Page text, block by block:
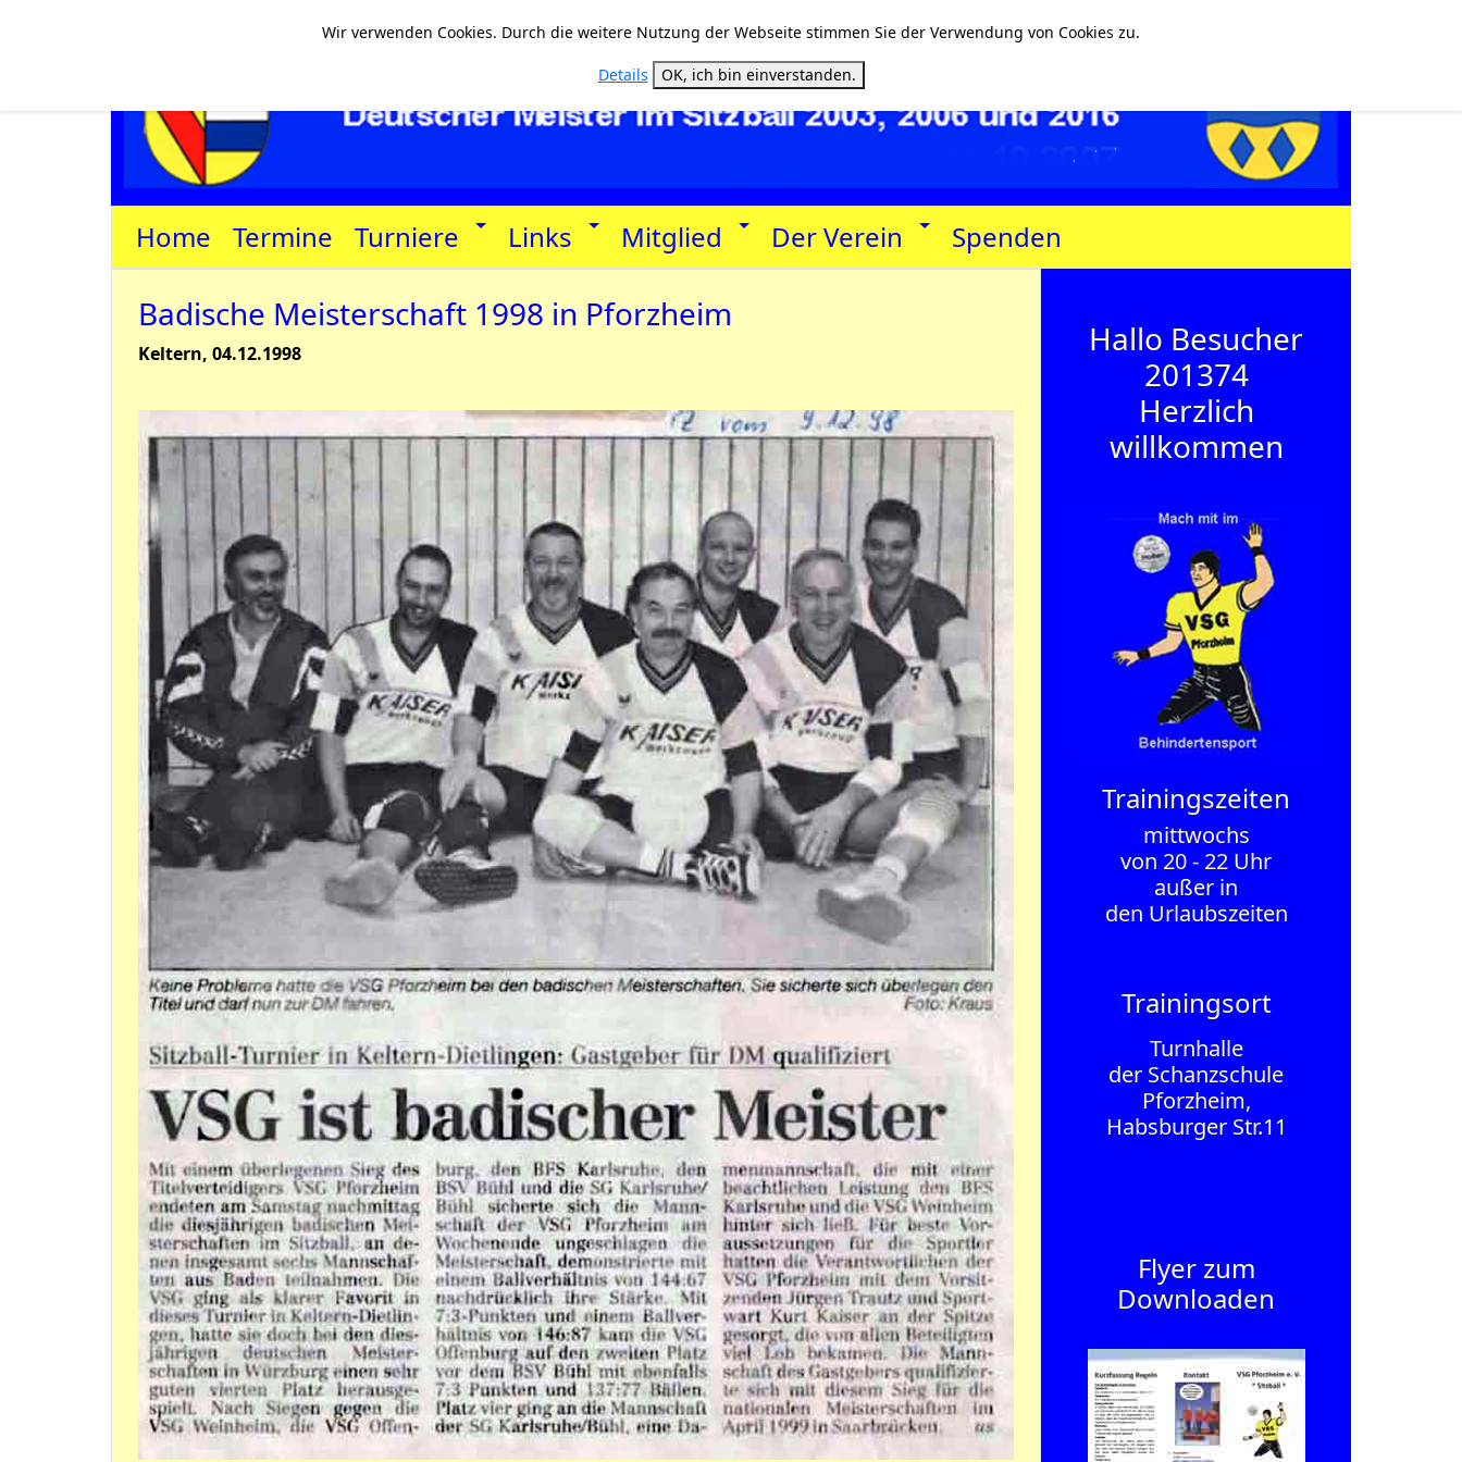
Wir verwenden Cookies. Durch die weitere Nutzung der Webseite stimmen Sie der Verwendung von Cookies zu.
Details OK, ich bin einverstanden.
Home Termine Turniere Links Mitglied Der Verein Spenden
Badische Meisterschaft 1998 in Pforzheim
Keltern, 04.12.1998
Hallo Besucher
201374
Herzlich
willkommen
Trainings­zeiten
mittwochs
von 20 - 22 Uhr
außer in
den Urlaubszeiten
Trainingsort
Turnhalle
der Schanzschule
Pforzheim,
Habsburger Str.11
Flyer zum
Downloaden